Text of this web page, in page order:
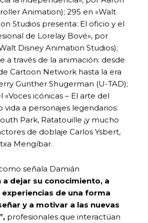
Animation); 295 en «Walt
Studios presenta: El oficio y el
de Lorelay Bové», por
Disney Animation Studios);
a través de la animación: desde
Cartoon Network hasta la era
Gunther Shugerman (U-TAD);
icónicas – El arte del
vida a personajes legendarios:
Park, Ratatouille ¡y mucho
de doblaje Carlos Ysbert,
Mengíbar.
señala Damián
a dejar su conocimiento, a
de una forma
y a motivar a las nuevas
profesionales que interactúan